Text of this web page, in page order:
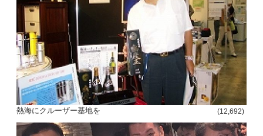
熱海にクルーザー基地を (12,692)